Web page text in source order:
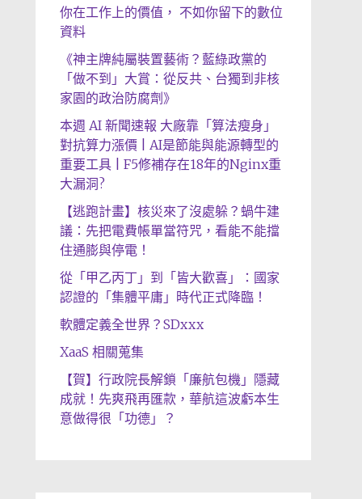
你在工作上的價值， 不如你留下的數位
資料
《神主牌純屬裝置藝術？藍綠政黨的
「做不到」大賞：從反共、台獨到非核
家園的政治防腐劑》
本週 AI 新聞速報 大廠靠「算法瘦身」
對抗算力漲價 | AI是節能與能源轉型的
重要工具 | F5修補存在18年的Nginx重
大漏洞?
【逃跑計畫】核災來了沒處躲？蝸牛建
議：先把電費帳單當符咒，看能不能擋
住通膨與停電！
從「甲乙丙丁」到「皆大歡喜」：國家
認證的「集體平庸」時代正式降臨！
軟體定義全世界？SDxxx
XaaS 相關蒐集
【賀】行政院長解鎖「廉航包機」隱藏
成就！先爽飛再匯款，華航這波虧本生
意做得很「功德」？